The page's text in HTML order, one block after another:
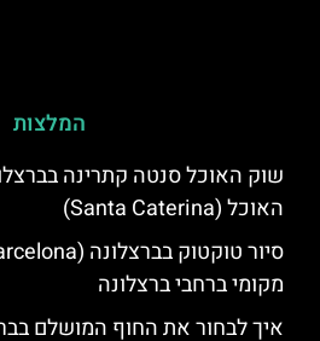
המלצות
שוק האוכל סנטה קתרינה
האוכל (Santa Caterina)
מקומי ברחבי ברצלונה
איך לבחור את החוף המושלם